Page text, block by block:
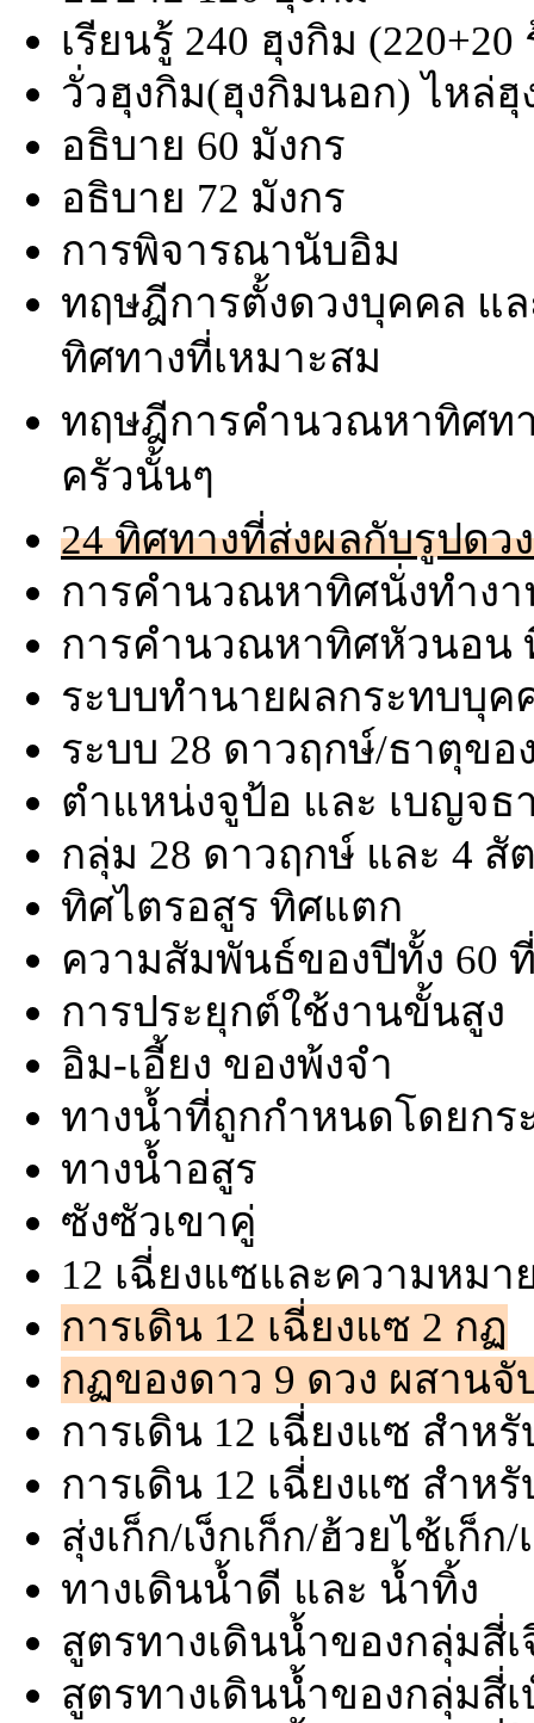
เรียนรู้ 240 ฮุงกิม (220+20
วั่วฮุงกิม(ฮุงกิมนอก) ไหล่ฮุ
อธิบาย 60 มังกร
อธิบาย 72 มังกร
การพิจารณานับอิม
ทฤษฎีการตั้งดวงบุคคล แ
ทิศทางที่เหมาะสม
ทฤษฎีการคำนวณหาทิศท
ครัวนั้นๆ
24 ทิศทางที่ส่งผลกับรูปดว
การคำนวณหาทิศนั่งทำง
การคำนวณหาทิศหัวนอน
ระบบทำนายผลกระทบบุค
ระบบ 28 ดาวฤกษ์/ธาตุขอ
ตำแหน่งจูป้อ และ เบญจธ
กลุ่ม 28 ดาวฤกษ์ และ 4 สั
ทิศไตรอสูร ทิศแตก
ความสัมพันธ์ของปีทั้ง 60
การประยุกต์ใช้งานขั้นสูง
อิม-เอี้ยง ของพ้งจำ
ทางน้ำที่ถูกกำหนดโดยก
ทางน้ำอสูร
ซังซัวเขาคู่
12 เฉี่ยงแซและความหมา
การเดิน 12 เฉี่ยงแซ 2 กฏ
กฏของดาว 9 ดวง ผสานจั
การเดิน 12 เฉี่ยงแซ สำห
การเดิน 12 เฉี่ยงแซ สำห
สุ่งเก็ก/เง็กเก็ก/ฮ้วยไช้เก็ก
ทางเดินน้ำดี และ น้ำทิ้ง
สูตรทางเดินน้ำของกลุ่มสี่เ
สูตรทางเดินน้ำของกลุ่มสี่เ